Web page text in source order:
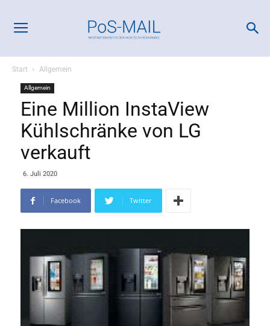
Start Allgemein
Allgemein
Eine Million InstaView
Kühlschränke von LG
verkauft
6. Juli 2020
Facebook Twitter